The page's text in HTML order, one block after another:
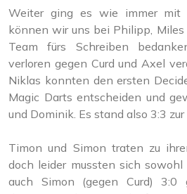
Weiter ging es wie immer mit
können wir uns bei Philipp, Miles
Team fürs Schreiben
verloren gegen Curd und Axel
Niklas konnten den ersten
Magic Darts entscheiden und
und Dominik. Es stand also 3:3 zur
Timon und Simon traten zu
doch leider mussten sich
auch Simon (gegen Curd) 3:0